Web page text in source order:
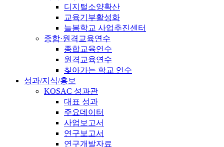
디지털소양확산
교육기부활성화
늘봄학교 사업추진센터
종합·원격교육연수
종합교육연수
원격교육연수
찾아가는 학교 연수
성과/지식/홍보
KOSAC 성과관
대표 성과
주요데이터
사업보고서
연구보고서
연구개발자료